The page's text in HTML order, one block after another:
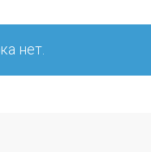
нет.